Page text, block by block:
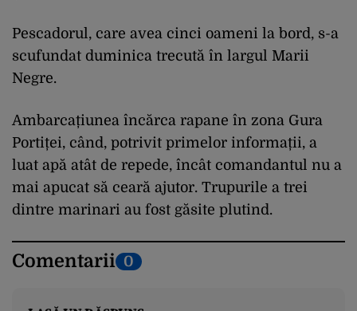
Pescadorul, care avea cinci oameni la bord, s-a
scufundat duminica trecută în largul Marii
Negre.
Ambarcațiunea încărca rapane în zona Gura
Portiței, când, potrivit primelor informații, a
luat apă atât de repede, încât comandantul nu a
mai apucat să ceară ajutor. Trupurile a trei
dintre marinari au fost găsite plutind.
Comentarii 0